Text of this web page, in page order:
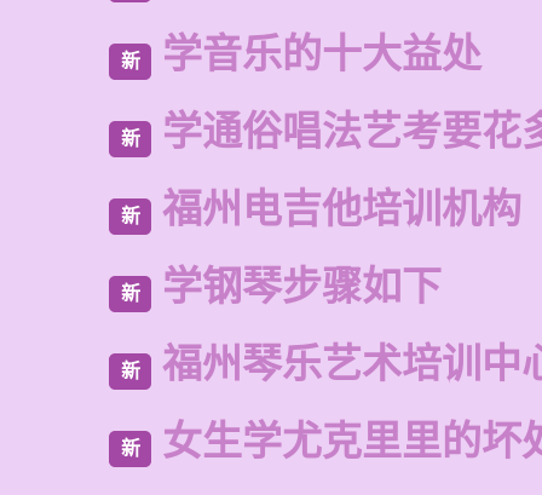
新 学音乐的十大益处
新 学通俗唱法艺考要花
新 福州电吉他培训机构
新 学钢琴步骤如下
新 福州琴乐艺术培训中
新 女生学尤克里里的坏